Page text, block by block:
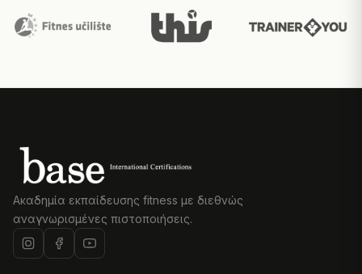
Ακαδημία εκπαίδευσης fitness με διεθνώς
αναγνωρισμένες πιστοποιήσεις.